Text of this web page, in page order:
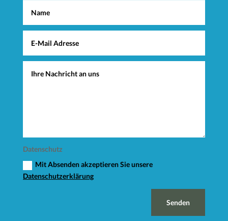
Datenschutz
Mit Absenden akzeptieren Sie unsere
Datenschutzerklärung
Senden